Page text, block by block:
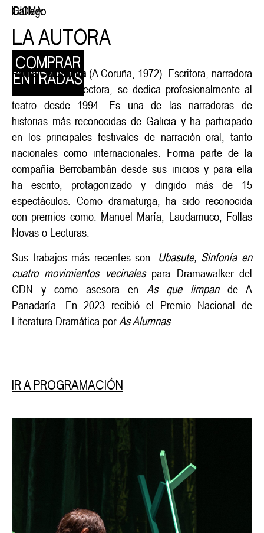
IDIOMA:
Gallego
COMPRAR
ENTRADAS
LA AUTORA
Paula Carballeira (A Coruña, 1972). Escritora, narradora
oral, actriz y directora, se dedica profesionalmente al
teatro desde 1994. Es una de las narradoras de
historias más reconocidas de Galicia y ha participado
en los principales festivales de narración oral, tanto
nacionales como internacionales. Forma parte de la
compañía Berrobambán desde sus inicios y para ella
ha escrito, protagonizado y dirigido más de 15
espectáculos. Como dramaturga, ha sido reconocida
con premios como: Manuel María, Laudamuco, Follas
Novas o Lecturas.
Sus trabajos más recentes son: Ubasute, Sinfonía en
cuatro movimientos vecinales para Dramawalker del
CDN y como asesora en As que limpande A
Panadaría. En 2023 recibió el Premio Nacional de
Literatura Dramática porAs Alumnas.
IR A PROGRAMACIÓN